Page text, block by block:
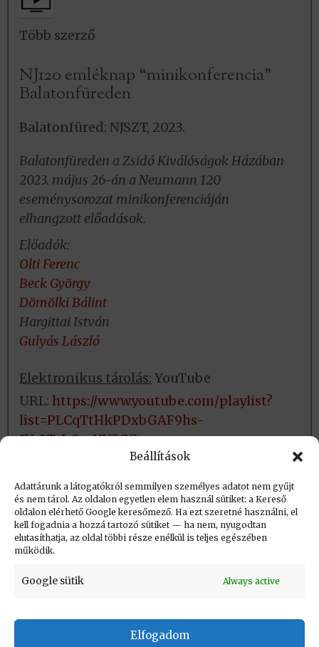
Beállítások
Adattárunk a látogatókról semmilyen személyes adatot nem gyűjt
és nem tárol. Az oldalon egyetlen elem használ sütiket: a Kereső
oldalon elérhető Google keresőmező. Ha ezt szeretné használni, el
kell fogadnia a hozzá tartozó sütiket — ha nem, nyugodtan
elutasíthatja, az oldal többi része enélkül is teljes egészében
működik.
Google sütik Always active
Elfogadom
Több szerző
NJ120 emléknap “minikonferencia”
Balatonfüreden
Balatonfüred: NJSZT, 2023.
Balatonfüreden a Zsidó Kiválóságok Házában
2023. május 26-án a Neumann 120
eseménysorozat minikonferenciáján
elhangzott előadások.
Előadók:
Olti Ferenc
Beck György
Dömölki Bálint
Hargittai István
Gulyás László
Elektronikus tárolás: YouTube
URL: https://www.youtube.com/playlist?
list=PLCqTtHkPDxbGAF9hs-
1Vc8TeJy8mHV3GZ
Létrehozva: 2023.06.19. 13:59
Utolsó módosítás: 2023.09.01. 20:48
Impresszum